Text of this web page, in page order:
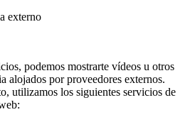
externo
podemos mostrarte vídeos u otros
alojados por proveedores externos.
utilizamos los siguientes servicios de